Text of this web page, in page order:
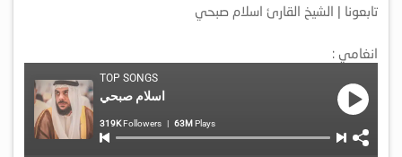
تابعونا | الشيخ القارئ اسلام صبحي
انغامي :